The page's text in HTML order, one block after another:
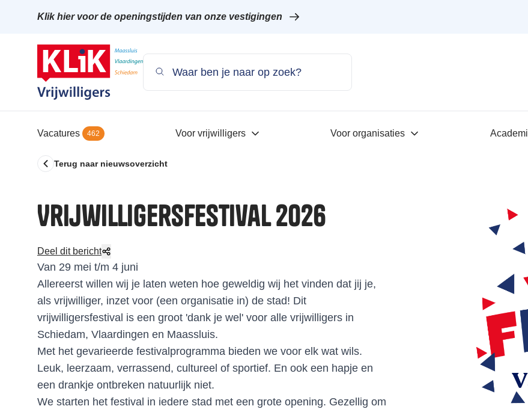
Klik hier voor de openingstijden van onze vestigingen
Vacatures 462 Voor vrijwilligers Voor organisaties
Terug naar nieuwsoverzicht
Vrijwilligersfestival 2026
Deel dit bericht
Van 29 mei t/m 4 juni
Allereerst willen wij je laten weten hoe geweldig wij het vinden dat jij je,
als vrijwilliger, inzet voor (een organisatie in) de stad! Dit
vrijwilligersfestival is een groot 'dank je wel' voor alle vrijwilligers in
Schiedam, Vlaardingen en Maassluis.
Met het gevarieerde festivalprogramma bieden we voor elk wat wils.
Leuk, leerzaam, verrassend, cultureel of sportief. En ook een hapje en
een drankje ontbreken natuurlijk niet.
We starten het festival in iedere stad met een grote opening. Gezellig om